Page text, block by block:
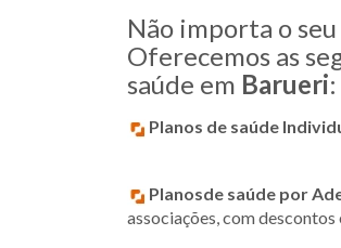
Não importa o
Oferecemos as
saúde em Barueri:
Planos de saúde
Planosde saúde por
associações, com descontos